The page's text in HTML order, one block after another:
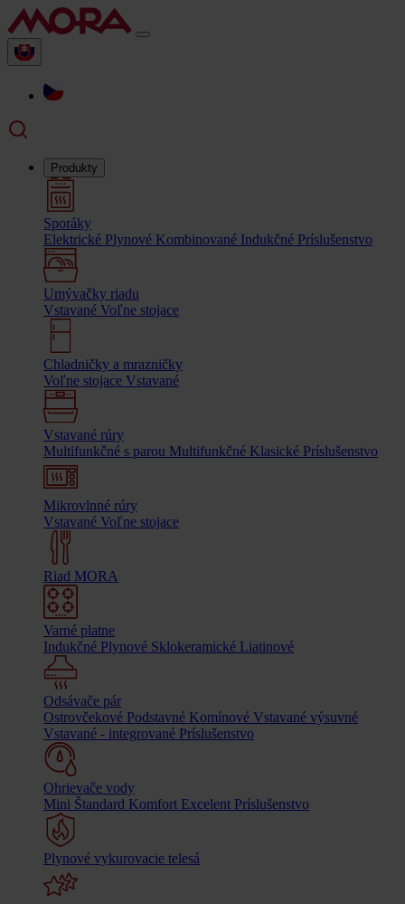
Produkty
Sporáky
Elektrické Plynové Kombinované Indukčné Príslušenstvo
Umývačky riadu
Vstavané Voľne stojace
Chladničky a mrazničky
Voľne stojace Vstavané
Vstavané rúry
Multifunkčné s parou Multifunkčné Klasické Príslušenstvo
Mikrovlnné rúry
Vstavané Voľne stojace
Riad MORA
Varné platne
Indukčné Plynové Sklokeramické Liatinové
Odsávače pár
Ostrovčekové Podstavné Komínové Vstavané výsuvné
Vstavané - integrované Príslušenstvo
Ohrievače vody
Mini Štandard Komfort Excelent Príslušenstvo
Plynové vykurovacie telesá